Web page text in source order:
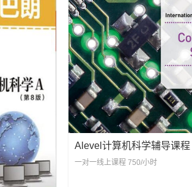
Alevel计算机科学辅导课程
一对一线上课程 750/小时